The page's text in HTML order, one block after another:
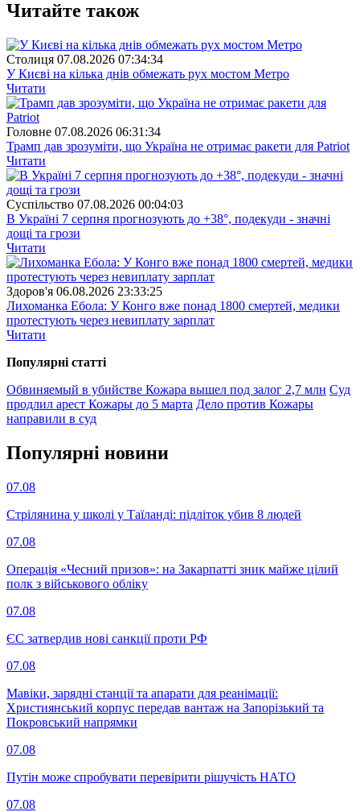
Читайте також
Столиця 07.08.2026 07:34:34
У Києві на кілька днів обмежать рух мостом Метро
Читати
Головне 07.08.2026 06:31:34
Трамп дав зрозуміти, що Україна не отримає ракети для Patriot
Читати
Суспiльство 07.08.2026 00:04:03
В Україні 7 серпня прогнозують до +38°, подекуди - значні
дощі та грози
Читати
Здоров'я 06.08.2026 23:33:25
Лихоманка Ебола: У Конго вже понад 1800 смертей, медики
протестують через невиплату зарплат
Читати
Популярнi статтi
Обвиняемый в убийстве Кожара вышел под залог 2,7 млн Суд
продлил арест Кожары до 5 марта Дело против Кожары
направили в суд
Популярнi новини
07.08
Стрілянина у школі у Таїланді: підліток убив 8 людей
07.08
Операція «Чесний призов»: на Закарпатті зник майже цілий
полк з військового обліку
07.08
ЄС затвердив нові санкції проти РФ
07.08
Мавіки, зарядні станції та апарати для реанімації:
Християнський корпус передав вантаж на Запорізький та
Покровський напрямки
07.08
Путін може спробувати перевірити рішучість НАТО
07.08